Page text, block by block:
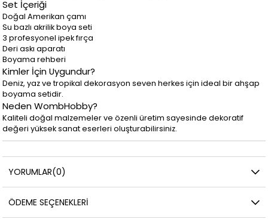
Set İçeriği
Doğal Amerikan çamı
Su bazlı akrilik boya seti
3 profesyonel ipek fırça
Deri askı aparatı
Boyama rehberi
Kimler İçin Uygundur?
Deniz, yaz ve tropikal dekorasyon seven herkes için ideal bir ahşap
boyama setidir.
Neden WombHobby?
Kaliteli doğal malzemeler ve özenli üretim sayesinde dekoratif
değeri yüksek sanat eserleri oluşturabilirsiniz.
YORUMLAR(0)
ÖDEME SEÇENEKLERI